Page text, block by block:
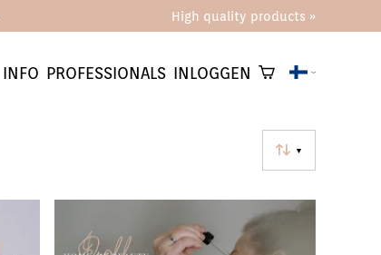
High quality products »
INFO PROFESSIONALS INLOGGEN
▼